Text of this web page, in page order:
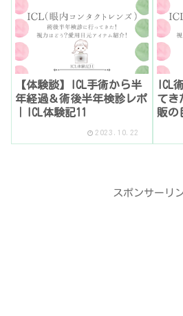
【体験談】ICL手術から半
年経過＆術後半年検診レポ
｜ICL体験記11
2023.10.22
ICL
てき
販の
スポンサーリ